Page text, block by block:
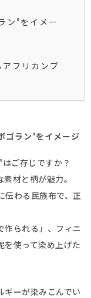
ン”をイメー
フリカンブ
ゴラン”をイメージ
ご存じですか？
材と柄が魅力。
伝わる民族布で、正
作られる」、フィニ
を使って染め上げた
ギーが染みこんでい